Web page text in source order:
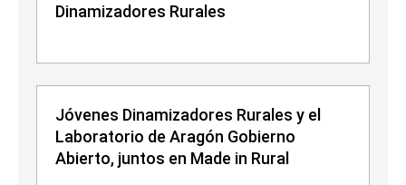
Dinamizadores Rurales
Jóvenes Dinamizadores Rurales y el
Laboratorio de Aragón Gobierno
Abierto, juntos en Made in Rural